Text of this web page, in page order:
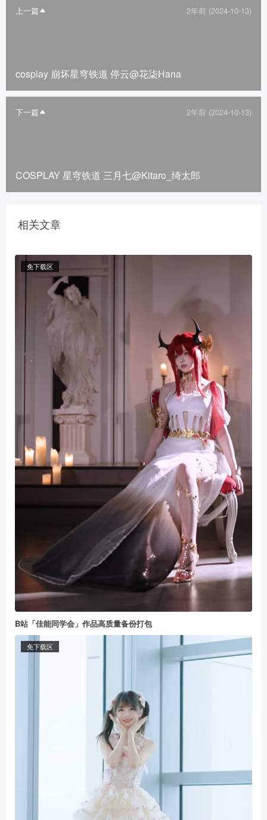
上一篇 2年前 (2024-10-13)
cosplay 崩坏星穹铁道 停云@花柒Hana
下一篇 2年前 (2024-10-13)
COSPLAY 星穹铁道 三月七@Kitaro_绮太郎
相关文章
免下载区
B站「佳能同学会」作品高质量备份打包
免下载区